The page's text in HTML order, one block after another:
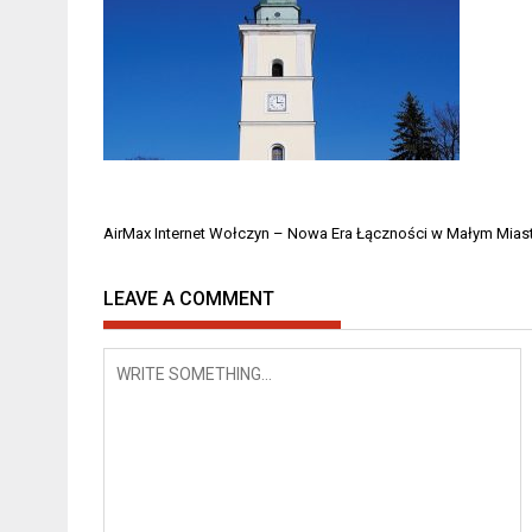
Nawigacja
AirMax Internet Wołczyn – Nowa Era Łączności w Małym
LEAVE A COMMENT